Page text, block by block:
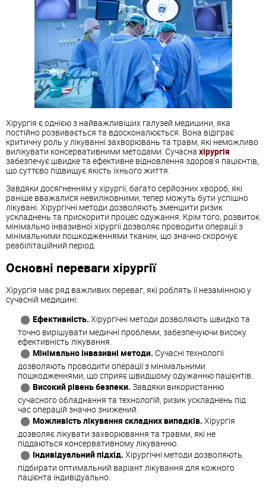
Хірургія є однією з найважливіших галузей медицини, яка
постійно розвивається та вдосконалюється. Вона відіграє
критичну роль у лікуванні захворювань та травм, які неможливо
вилікувати консервативними методами. Сучасна хірургія
забезпечує швидке та ефективне відновлення здоров'я пацієнтів,
що суттєво підвищує якість їхнього життя.
Завдяки досягненням у хірургії, багато серйозних хвороб, які
раніше вважалися невиліковними, тепер можуть бути успішно
лікувані. Хірургічні методи дозволяють зменшити ризик
ускладнень та прискорити процес одужання. Крім того, розвиток
мінімально інвазивної хірургії дозволяє проводити операції з
мінімальними пошкодженнями тканин, що значно скорочує
реабілітаційний період.
Основні переваги хірургії
Хірургія має ряд важливих переваг, які роблять її незамінною у
сучасній медицині:
Ефективність. Хірургічні методи дозволяють швидко та
точно вирішувати медичні проблеми, забезпечуючи високу
ефективність лікування.
Мінімально інвазивні методи. Сучасні технології
дозволяють проводити операції з мінімальними
пошкодженнями, що сприяє швидшому одужанню пацієнтів.
Високий рівень безпеки. Завдяки використанню
сучасного обладнання та технологій, ризик ускладнень під
час операцій значно знижений.
Можливість лікування складних випадків. Хірургія
дозволяє лікувати захворювання та травми, які не
піддаються консервативному лікуванню.
Індивідуальний підхід. Хірургічні методи дозволяють
підбирати оптимальний варіант лікування для кожного
пацієнта індивідуально.